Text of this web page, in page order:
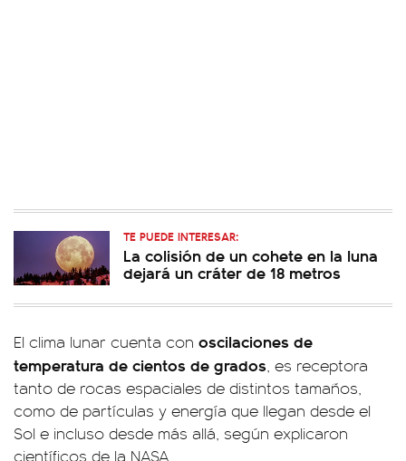
TE PUEDE INTERESAR:
La colisión de un cohete en la luna
dejará un cráter de 18 metros
El clima lunar cuenta con oscilaciones de
temperatura de cientos de grados, es receptora
tanto de rocas espaciales de distintos tamaños,
como de partículas y energía que llegan desde el
Sol e incluso desde más allá, según explicaron
científicos de la NASA.